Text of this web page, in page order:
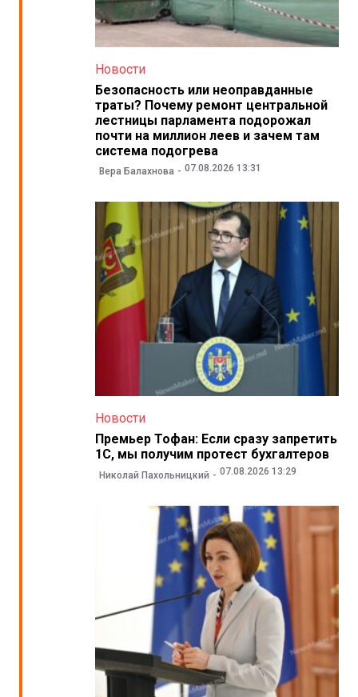
Новости
Безопасность или неоправданные
траты? Почему ремонт центральной
лестницы парламента подорожал
почти на миллион леев и зачем там
система подогрева
Вера Балахнова 07.08.2026 13:31
Новости
Премьер Тофан: Если сразу запретить
1С, мы получим протест бухгалтеров
Николай Пахольницкий 07.08.2026 13:29